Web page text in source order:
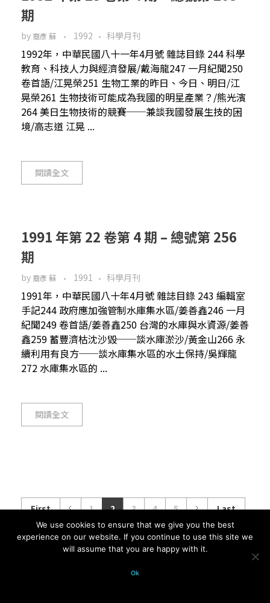
期
by 裔彥 蘇 1992 科學月刊
1992年，中華民國八十一年4月號 雜誌目錄 244 科學
教育、科技人力與經濟發展/戴海龍247 一月紀聞250
卷首語/江晃榮251 生物工業的昨日、今日、明日/江
晃榮261 生物技術可能成為我國的明星產業？/熊光濱
264 美日生物技術的競賽──兼談我國發展生技的困
境/高志道 江晃 ...
閱讀全文
1991 年第 22 卷第 4 期 – 總號第 256
期
by 裔彥 蘇 1991 科學月刊
1991年，中華民國八十年4月號 雜誌目錄 243 編輯室
手記244 政府應加強管制水庫集水區/姜善鑫246 一月
紀聞249 卷首語/姜善鑫250 台灣的水庫與水資源/姜善
鑫259 蓄豐濟枯沈沙毀──談水庫淤沙/黃金山266 永
續利用有良方──談水庫集水區的水土保持/吳輝龍
272 水庫集水區的 ...
閱讀全文
First 1 2 3 4 5 Last
© 2026 科學月刊五十年大全 All
We use cookies to ensure that we give you the best
experience on our website. If you continue to use this site we
will assume that you are happy with it.
Ok